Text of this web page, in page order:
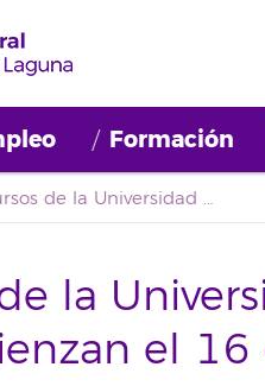
Formación
Los cursos de la Universidad de Verano de Adeje comienzan el 16 de julio
la
el